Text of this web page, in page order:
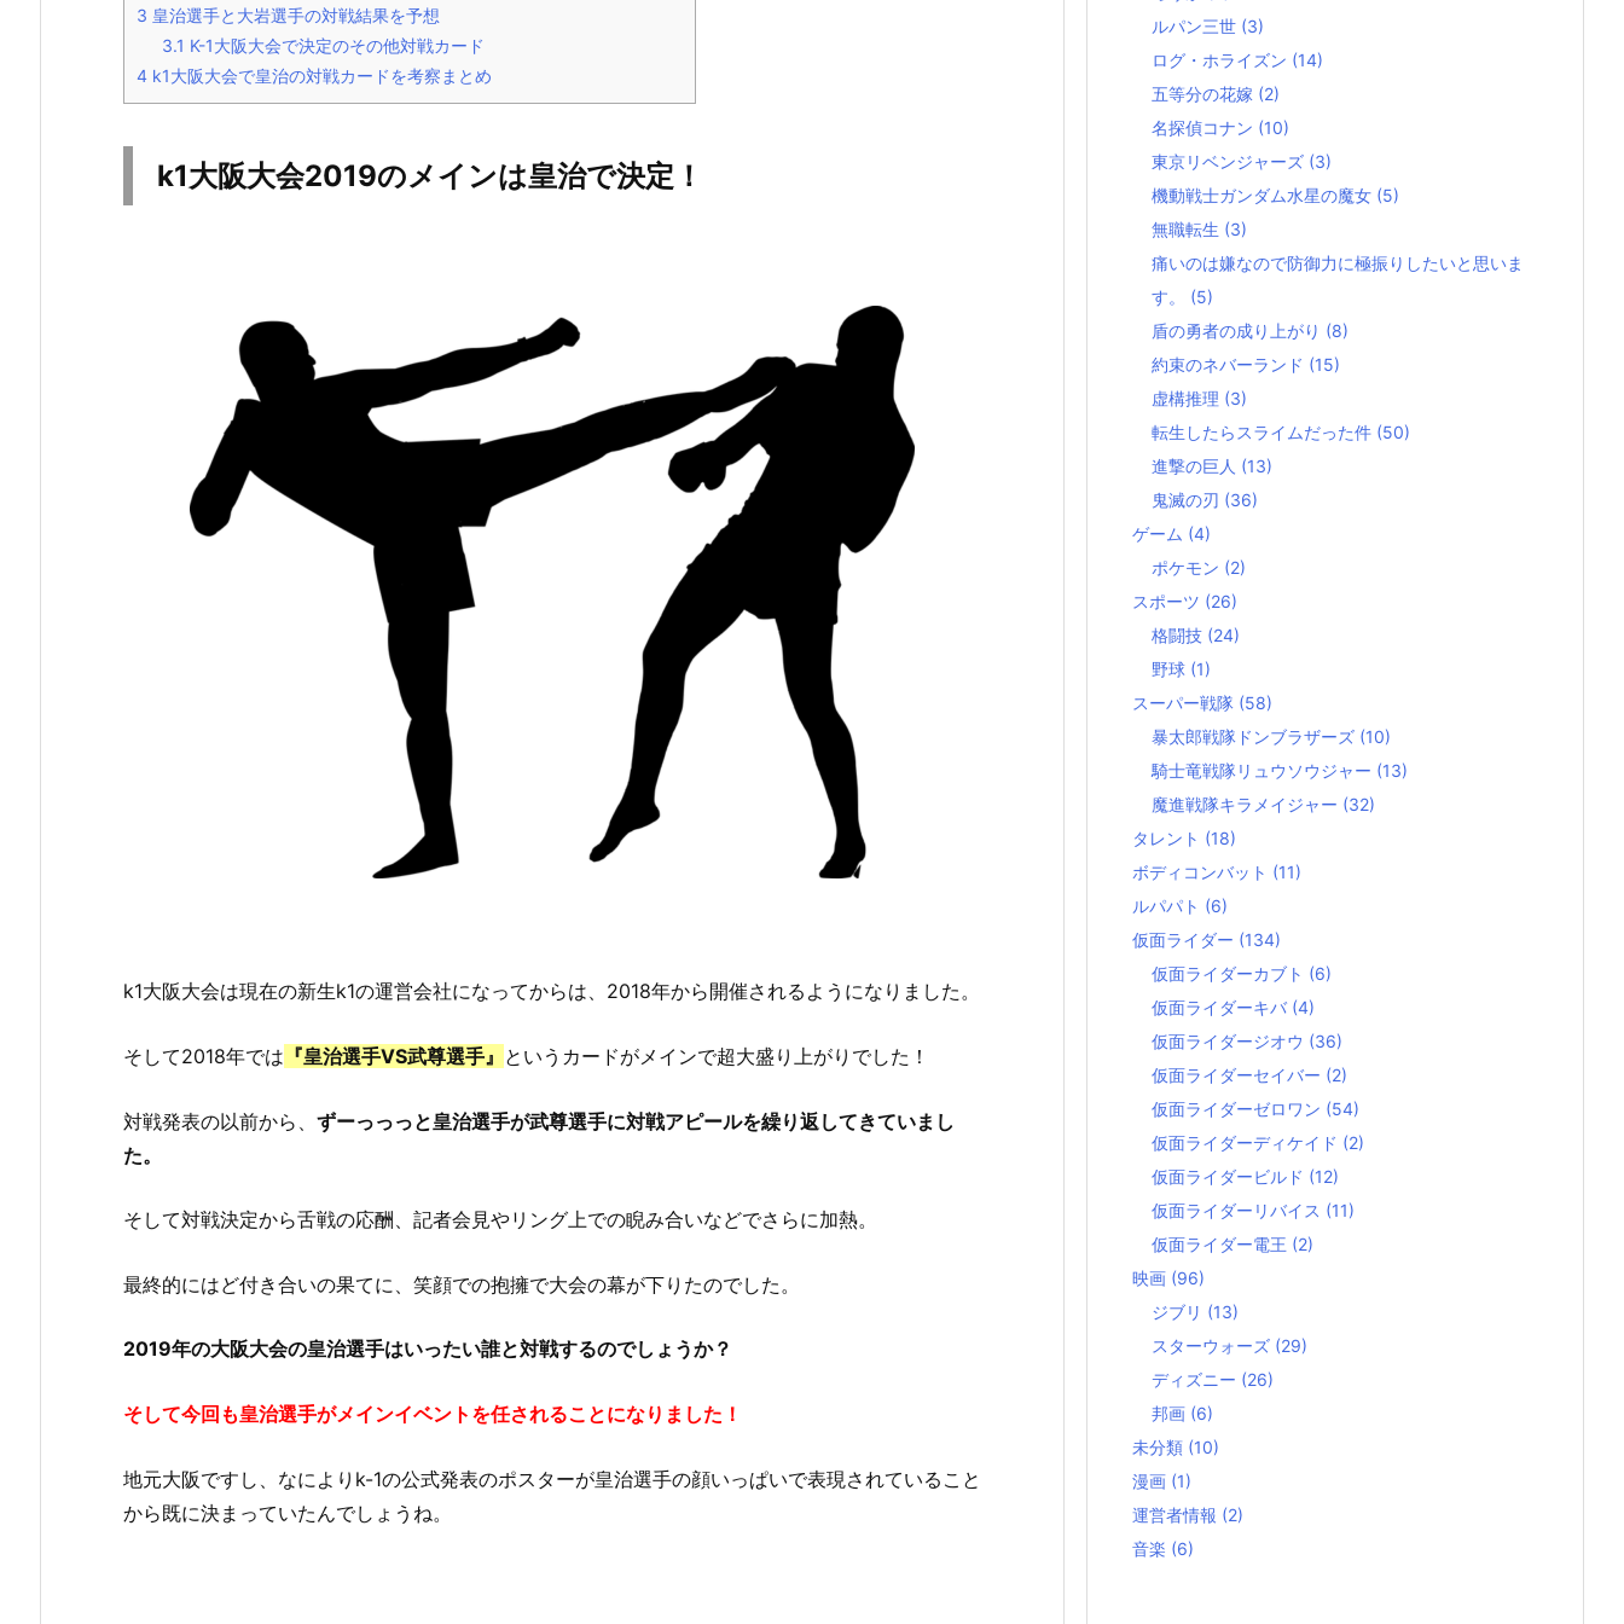
3 皇治選手と大岩選手の対戦結果を予想
3.1 K-1大阪大会で決定のその他対戦カード
4 k1大阪大会で皇治の対戦カードを考察まとめ
k1大阪大会2019のメインは皇治で決定！
k1大阪大会は現在の新生k1の運営会社になってからは、2018年から開催されるようになりました。
そして2018年では 『皇治選手VS武尊選手』 というカードがメインで超大盛り上がりでした！
対戦発表の以前から、 ずーっっっと皇治選手が武尊選手に対戦アピールを繰り返してきていまし
た。
そして対戦決定から舌戦の応酬、記者会見やリング上での睨み合いなどでさらに加熱。
最終的にはど付き合いの果てに、笑顔での抱擁で大会の幕が下りたのでした。
2019年の大阪大会の皇治選手はいったい誰と対戦するのでしょうか？
そして今回も皇治選手がメインイベントを任されることになりました！
地元大阪ですし、なによりk-1の公式発表のポスターが皇治選手の顔いっぱいで表現されていること
から既に決まっていたんでしょうね。
ルパン三世 (3)
ログ・ホライズン (14)
五等分の花嫁 (2)
名探偵コナン (10)
東京リベンジャーズ (3)
機動戦士ガンダム水星の魔女 (5)
無職転生 (3)
痛いのは嫌なので防御力に極振りしたいと思いま
す。 (5)
盾の勇者の成り上がり (8)
約束のネバーランド (15)
虚構推理 (3)
転生したらスライムだった件 (50)
進撃の巨人 (13)
鬼滅の刃 (36)
ゲーム (4)
ポケモン (2)
スポーツ (26)
格闘技 (24)
野球 (1)
スーパー戦隊 (58)
暴太郎戦隊ドンブラザーズ (10)
騎士竜戦隊リュウソウジャー (13)
魔進戦隊キラメイジャー (32)
タレント (18)
ボディコンバット (11)
ルパパト (6)
仮面ライダー (134)
仮面ライダーカブト (6)
仮面ライダーキバ (4)
仮面ライダージオウ (36)
仮面ライダーセイバー (2)
仮面ライダーゼロワン (54)
仮面ライダーディケイド (2)
仮面ライダービルド (12)
仮面ライダーリバイス (11)
仮面ライダー電王 (2)
映画 (96)
ジブリ (13)
スターウォーズ (29)
ディズニー (26)
邦画 (6)
未分類 (10)
漫画 (1)
運営者情報 (2)
音楽 (6)